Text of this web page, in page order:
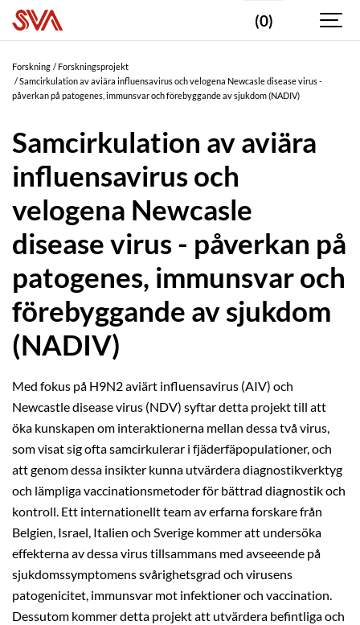
(0)
Forskning
Forskningsprojekt
Samcirkulation av aviära influensavirus och velogena Newcasle disease virus -
påverkan på patogenes, immunsvar och förebyggande av sjukdom (NADIV)
Samcirkulation av aviära
influensavirus och
velogena Newcasle
disease virus - påverkan på
patogenes, immunsvar och
förebyggande av sjukdom
(NADIV)
Med fokus på H9N2 aviärt influensavirus (AIV) och
Newcastle disease virus (NDV) syftar detta projekt till att
öka kunskapen om interaktionerna mellan dessa två virus,
som visat sig ofta samcirkulerar i fjäderfäpopulationer, och
att genom dessa insikter kunna utvärdera diagnostikverktyg
och lämpliga vaccinationsmetoder för bättrad diagnostik och
kontroll. Ett internationellt team av erfarna forskare från
Belgien, Israel, Italien och Sverige kommer att undersöka
effekterna av dessa virus tillsammans med avseeende på
sjukdomssymptomens svårighetsgrad och virusens
patogenicitet, immunsvar mot infektioner och vaccination.
Dessutom kommer detta projekt att utvärdera befintliga och